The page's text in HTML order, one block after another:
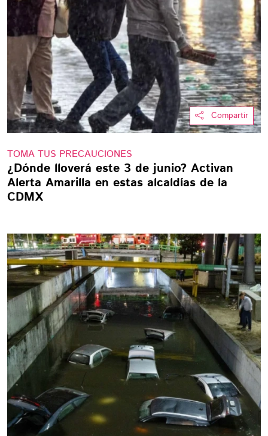
Compartir
TOMA TUS PRECAUCIONES
¿Dónde lloverá este 3 de junio? Activan
Alerta Amarilla en estas alcaldías de la
CDMX